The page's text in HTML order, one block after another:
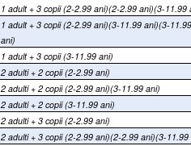
1 adult + 3 copii (2-2.99 ani)(2-2.99 ani)(3-11.99
1 adult + 3 copii (2-2.99 ani)(3-11.99 ani)(3-
ani)
1 adult + 3 copii (3-11.99 ani)
2 adulti + 2 copii (2-2.99 ani)
2 adulti + 2 copii (2-2.99 ani)(3-11.99 ani)
2 adulti + 2 copii (3-11.99 ani)
2 adulti + 3 copii (2-2.99 ani)
2 adulti + 3 copii (2-2.99 ani)(2-2.99 ani)(3-11.99